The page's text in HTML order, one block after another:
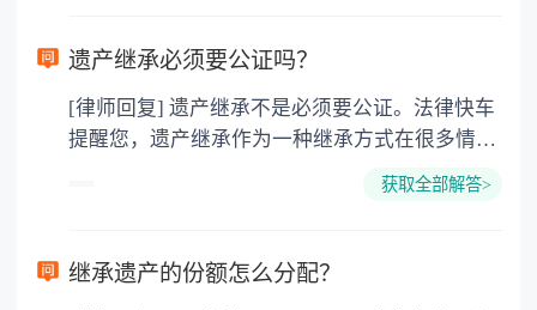
要缴纳公证费，具体如下： 1. 公证费：按房
3. 印花税：按房屋评估价的0.05%缴纳 4. 土
地增值税：按房价1%缴纳 5. 房屋产权登记费：
遗产继承必须要公证吗？
[律师回复] 遗产继承不是必须要公证。法律快车
提醒您，遗产继承作为一种继承方式在很多情况
下都是不需要公证的，当然，如果需要公正的也
以防对财产继承发生纠纷，可以对遗产继承进行
获取全部解答>
继承遗产的份额怎么分配？